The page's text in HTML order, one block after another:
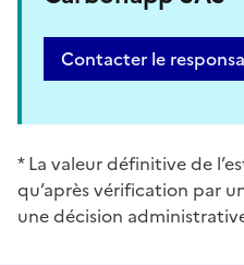
Contacter le
* La valeur définitive de
qu’après vérification par
une décision